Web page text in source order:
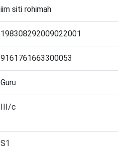
iim siti rohimah
198308292009022001
9161761663300053
Guru
III/c
S1